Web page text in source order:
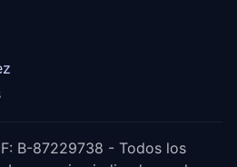
B-87229738 - Todos los